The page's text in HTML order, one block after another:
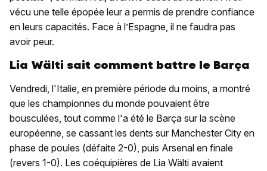
vécu une telle épopée leur a permis de prendre confiance
en leurs capacités. Face à l’Espagne, il ne faudra pas
avoir peur.
Lia Wälti sait comment battre le Barça
Vendredi, l'Italie, en première période du moins, a montré
que les championnes du monde pouvaient être
bousculées, tout comme l'a été le Barça sur la scène
européenne, se cassant les dents sur Manchester City en
phase de poules (défaite 2-0), puis Arsenal en finale
(revers 1-0). Les coéquipières de Lia Wälti avaient